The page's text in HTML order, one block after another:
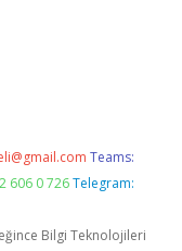
Teams:
606 0 726 Telegram:
Bilgi Teknolojileri